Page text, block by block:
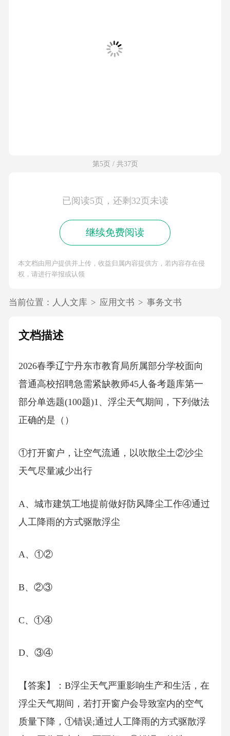
第5页 / 共37页
已阅读5页，还剩32页未读
继续免费阅读
本文档由用户提供并上传，收益归属内容提供方，若内容存在侵
权，请进行举报或认领
当前位置： 人人文库 > 应用文书 > 事务文书
文档描述
2026春季辽宁丹东市教育局所属部分学校面向
普通高校招聘急需紧缺教师45人备考题库第一
部分单选题(100题)1、浮尘天气期间，下列做法
正确的是（）
①打开窗户，让空气流通，以吹散尘土②沙尘
天气尽量减少出行
A、城市建筑工地提前做好防风降尘工作④通过
人工降雨的方式驱散浮尘
A、①②
B、②③
C、①④
D、③④
【答案】：B浮尘天气严重影响生产和生活，在
浮尘天气期间，若打开窗户会导致室内的空气
质量下降，①错误;通过人工降雨的方式驱散浮